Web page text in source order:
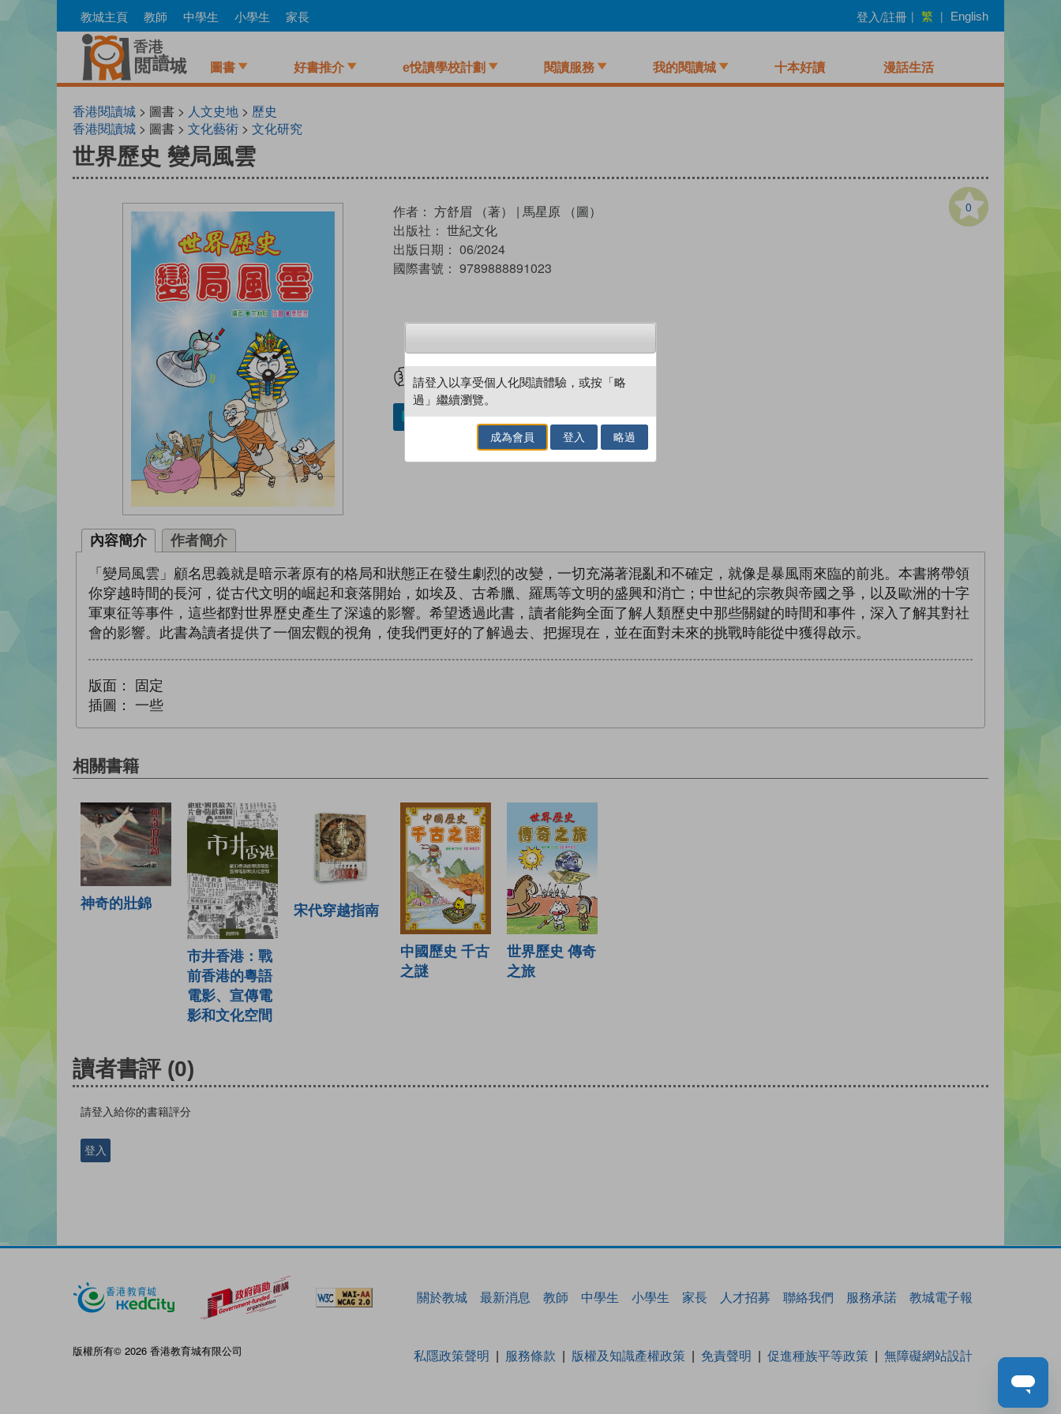
to
教城主頁 教師 中學生 小學生 家長 登入/註冊 | 繁 | English
圖書 好書推介 e悅讀學校計劃 閱讀服務 我的閱讀城 十本好讀 漫話生活
香港閱讀城 > 圖書 > 人文史地 > 歷史
香港閱讀城 > 圖書 > 文化藝術 > 文化研究
世界歷史 變局風雲
0
作者： 方舒眉 （著） | 馬星原 （圖）
出版社： 世紀文化
出版日期： 06/2024
國際書號： 9789888891023
試閲 加入閱讀紀錄
加入／閱讀電子書
內容簡介 作者簡介
「變局風雲」顧名思義就是暗示著原有的格局和狀態正在發生劇烈的改變，一切充滿著混亂和不確定，就像是暴風雨來臨的前兆。本書將帶領
你穿越時間的長河，從古代文明的崛起和衰落開始，如埃及、古希臘、羅馬等文明的盛興和消亡；中世紀的宗教與帝國之爭，以及歐洲的十字
軍東征等事件，這些都對世界歷史產生了深遠的影響。希望透過此書，讀者能夠全面了解人類歷史中那些關鍵的時間和事件，深入了解其對社
會的影響。此書為讀者提供了一個宏觀的視角，使我們更好的了解過去、把握現在，並在面對未來的挑戰時能從中獲得啟示。
版面：
固定
插圖：
一些
相關書籍
神奇的壯錦
市井香港：戰
前香港的粵語
電影、宣傳電
影和文化空間
宋代穿越指南
中國歷史 千古
之謎
世界歷史 傳奇
之旅
讀者書評 (0)
請登入給你的書籍評分
登入
關於教城 最新消息 教師 中學生 小學生 家長 人才招募 聯絡我們 服務承諾 教城電子報
版權所有© 2026 香港教育城有限公司 私隱政策聲明 服務條款 版權及知識產權政策 免責聲明 促進種族平等政策 無障礙網站設計
請登入以享受個人化閱讀體驗，或按「略
過」繼續瀏覽。
成為會員 登入 略過